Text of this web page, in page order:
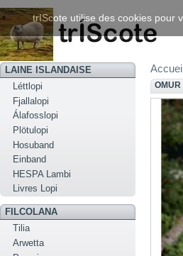
LAINE ISLANDAISE
Léttlopi
Fjallalopi
Álafosslopi
Plötulopi
Hosuband
Einband
HESPA Lambi
Livres Lopi
FILCOLANA
Tilia
Arwetta
trIScote utilise des cookies pour